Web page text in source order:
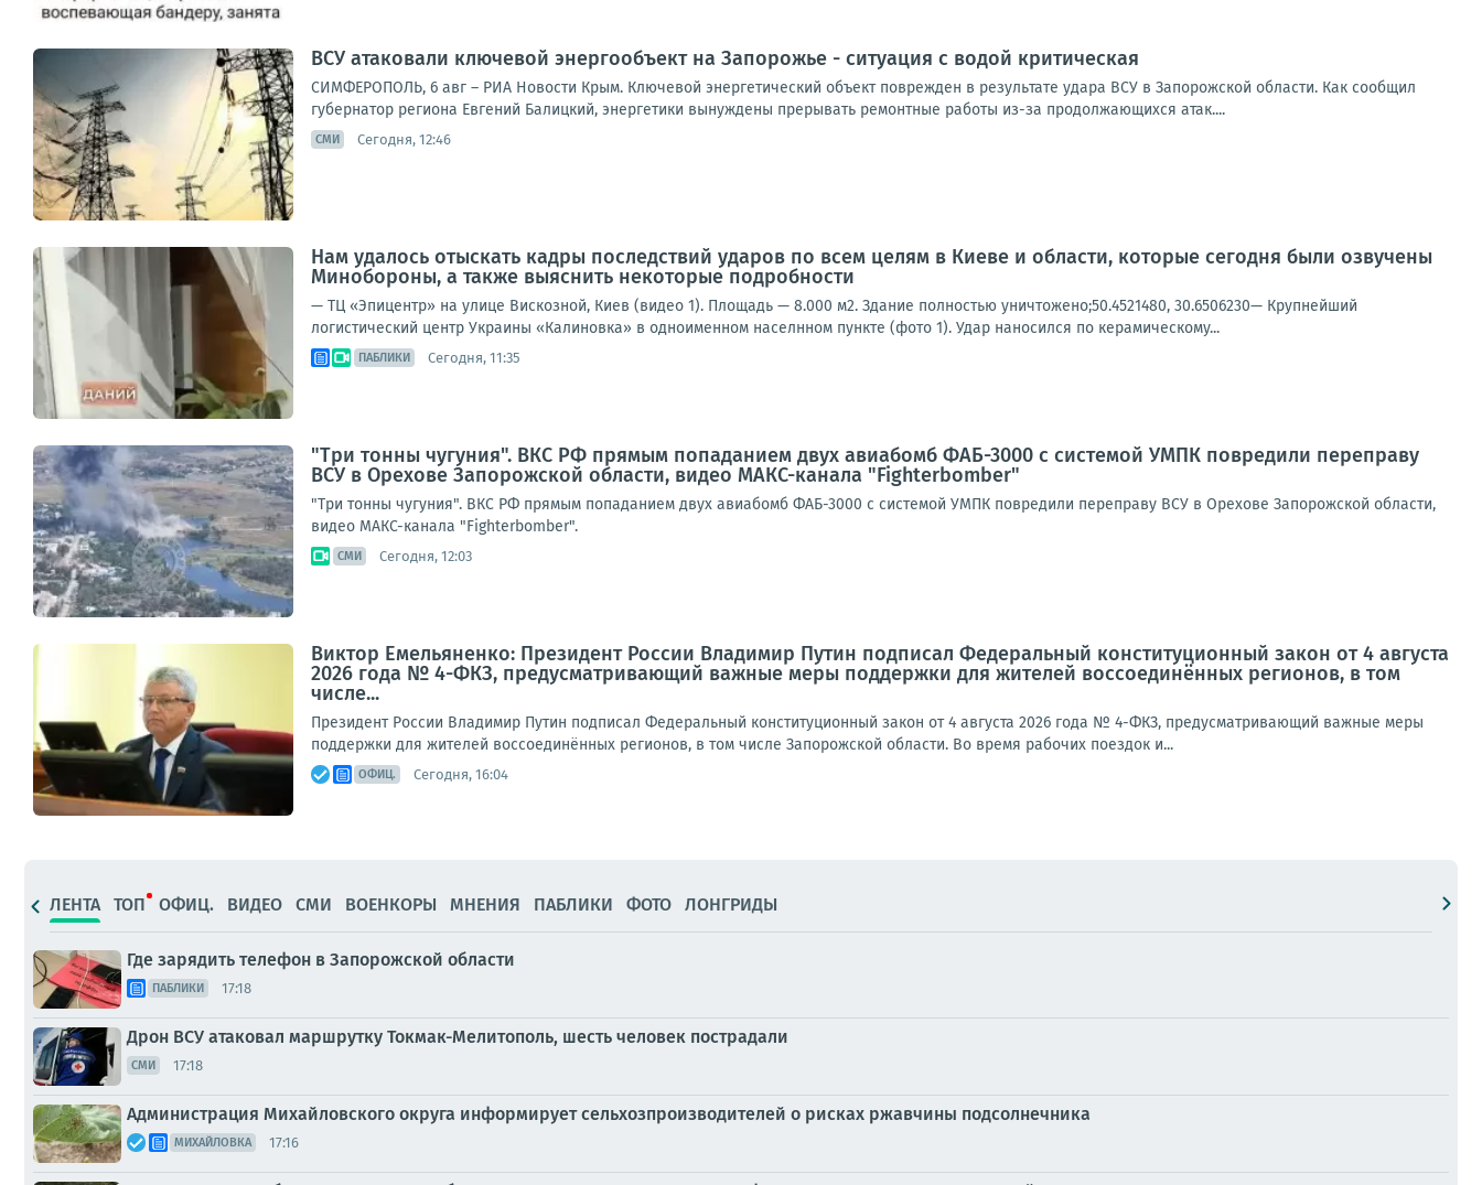
ВСУ атаковали ключевой энергообъект на Запорожье - ситуация с водой критическая
СИМФЕРОПОЛЬ, 6 авг – РИА Новости Крым. Ключевой энергетический объект поврежден в результате удара ВСУ в Запорожской области. Как сообщил
губернатор региона Евгений Балицкий, энергетики вынуждены прерывать ремонтные работы из-за продолжающихся атак....
СМИ Сегодня, 12:46
Нам удалось отыскать кадры последствий ударов по всем целям в Киеве и области, которые сегодня были озвучены
Минобороны, а также выяснить некоторые подробности
— ТЦ «Эпицентр» на улице Вискозной, Киев (видео 1). Площадь — 8.000 м2. Здание полностью уничтожено;50.4521480, 30.6506230— Крупнейший
логистический центр Украины «Калиновка» в одноименном населнном пункте (фото 1). Удар наносился по керамическому...
ПАБЛИКИ Сегодня, 11:35
"Три тонны чугуния". ВКС РФ прямым попаданием двух авиабомб ФАБ-3000 с системой УМПК повредили переправу
ВСУ в Орехове Запорожской области, видео МАКС-канала "Fighterbomber"
"Три тонны чугуния". ВКС РФ прямым попаданием двух авиабомб ФАБ-3000 с системой УМПК повредили переправу ВСУ в Орехове Запорожской области,
видео МАКС-канала "Fighterbomber".
СМИ Сегодня, 12:03
Виктор Емельяненко: Президент России Владимир Путин подписал Федеральный конституционный закон от 4 августа
2026 года № 4-ФКЗ, предусматривающий важные меры поддержки для жителей воссоединённых регионов, в том
числе...
Президент России Владимир Путин подписал Федеральный конституционный закон от 4 августа 2026 года № 4-ФКЗ, предусматривающий важные меры
поддержки для жителей воссоединённых регионов, в том числе Запорожской области. Во время рабочих поездок и...
ОФИЦ. Сегодня, 16:04
ЛЕНТА ТОП ОФИЦ. ВИДЕО СМИ ВОЕНКОРЫ МНЕНИЯ ПАБЛИКИ ФОТО ЛОНГРИДЫ
Где зарядить телефон в Запорожской области
ПАБЛИКИ 17:18
Дрон ВСУ атаковал маршрутку Токмак-Мелитополь, шесть человек пострадали
СМИ 17:18
Администрация Михайловского округа информирует сельхозпроизводителей о рисках ржавчины подсолнечника
МИХАЙЛОВКА 17:16